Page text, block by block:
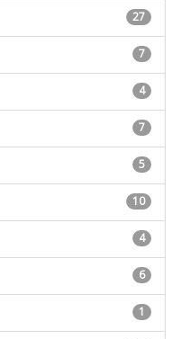
27
7
4
7
5
10
4
6
1